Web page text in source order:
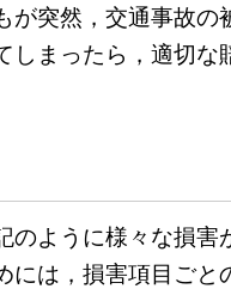
が突然，交通事故
しまったら，適切
ように様々な損害
には，損害項目ご